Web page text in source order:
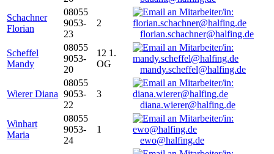
Schachner
Florian
08055
9053-
23
2
florian.schachner@halfing.de
Scheffel
Mandy
08055
9053-
20
12 1.
OG
mandy.scheffel@halfing.de
Wierer Diana
08055
9053-
22
3
diana.wierer@halfing.de
Winhart
Maria
08055
9053-
24
1
ewo@halfing.de